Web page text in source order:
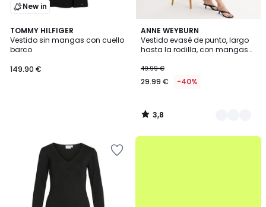
New in
TOMMY HILFIGER
Vestido sin mangas con cuello
barco
149.90 €
ANNE WEYBURN
Vestido evasé de punto, largo
hasta la rodilla, con mangas
49.99 €
29.99 € -40%
3,8
/ 5
2
Colores
3,8
/
.